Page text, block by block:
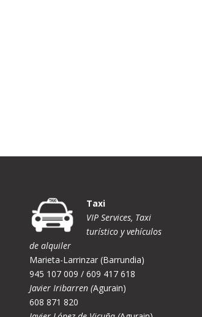
Taxi
VIP Services, Taxi
turístico y vehículos
de alquiler
Marieta-Larrinzar (Barrundia)
945 107 009 / 609 417 618
Javier Iribarren (Agurain)
608 871 820